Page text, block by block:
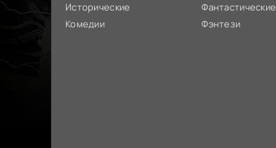
Исторические
Комедии
Фантастические
Фэнтези